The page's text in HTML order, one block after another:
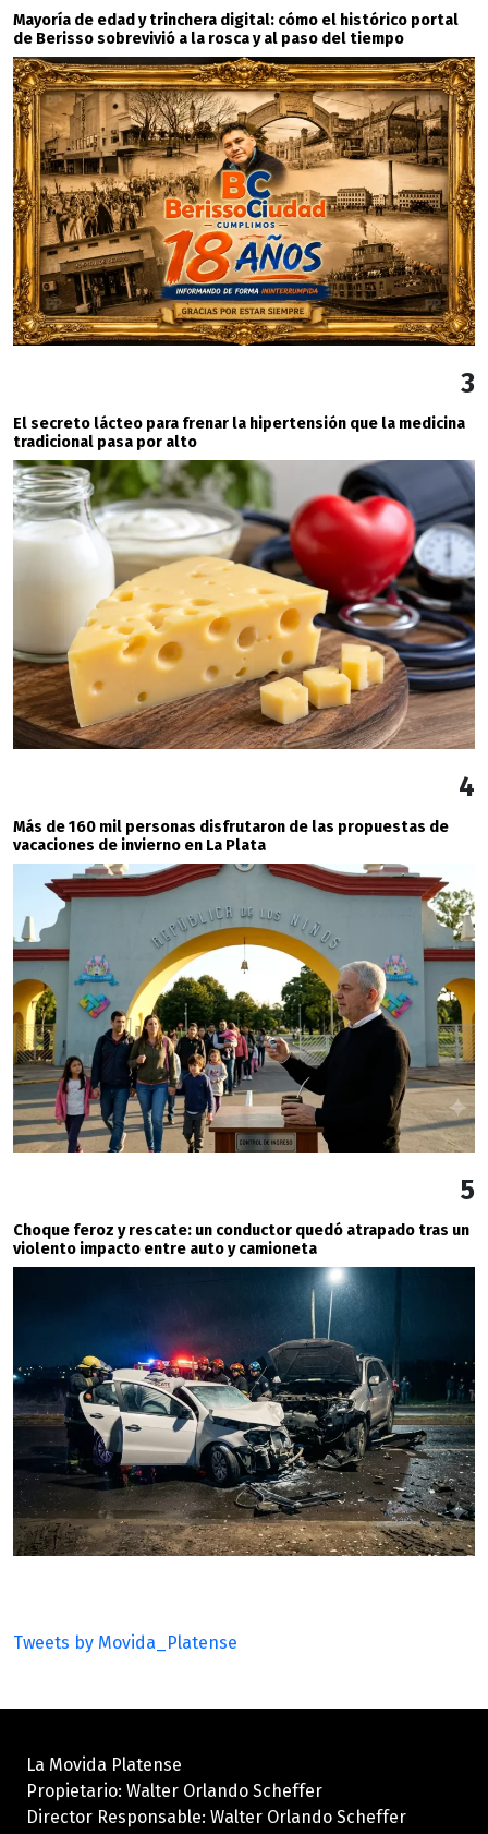
Mayoría de edad y trinchera digital: cómo el histórico portal
de Berisso sobrevivió a la rosca y al paso del tiempo
3
El secreto lácteo para frenar la hipertensión que la medicina
tradicional pasa por alto
4
Más de 160 mil personas disfrutaron de las propuestas de
vacaciones de invierno en La Plata
5
Choque feroz y rescate: un conductor quedó atrapado tras un
violento impacto entre auto y camioneta
Tweets by Movida_Platense
La Movida Platense
Propietario: Walter Orlando Scheffer
Director Responsable: Walter Orlando Scheffer